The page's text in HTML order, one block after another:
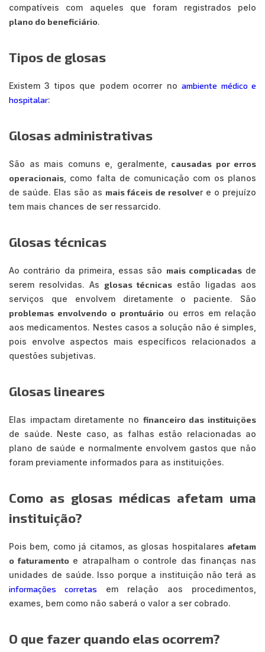
compatíveis com aqueles que foram registrados pelo
plano do beneficiário.
Tipos de glosas
Existem 3 tipos que podem ocorrer noambiente médico e
hospitalar:
Glosas administrativas
São as mais comuns e, geralmente, causadas por erros
operacionais , como falta de comunicação com os planos
de saúde. Elas são as mais fáceis de resolver e o prejuízo
tem mais chances de ser ressarcido.
Glosas técnicas
Ao contrário da primeira, essas são mais complicadasde
serem resolvidas. As glosas técnicas estão ligadas aos
serviços que envolvem diretamente o paciente. São
problemas envolvendo o prontuário ou erros em relação
aos medicamentos. Nestes casos a solução não é simples,
pois envolve aspectos mais específicos relacionados a
questões subjetivas.
Glosas lineares
Elas impactam diretamente no financeiro das instituições
de saúde. Neste caso, as falhas estão relacionadas ao
plano de saúde e normalmente envolvem gastos que não
foram previamente informados para as instituições.
Como as glosas médicas afetam uma
instituição?
Pois bem, como já citamos, as glosas hospitalares afetam
o faturamentoe atrapalham o controle das finanças nas
unidades de saúde. Isso porque a instituição não terá as
informações corretas em relação aos procedimentos,
exames, bem como não saberá o valor a ser cobrado.
O que fazer quando elas ocorrem?